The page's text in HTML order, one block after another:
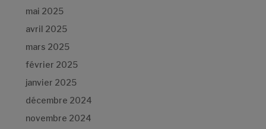
mai 2025
avril 2025
mars 2025
février 2025
janvier 2025
décembre 2024
novembre 2024